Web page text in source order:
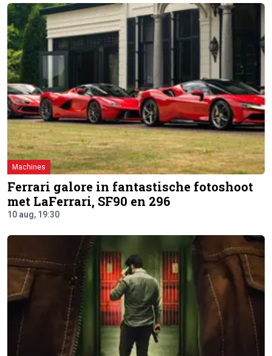
Machines
Ferrari galore in fantastische fotoshoot
met LaFerrari, SF90 en 296
10 aug, 19:30